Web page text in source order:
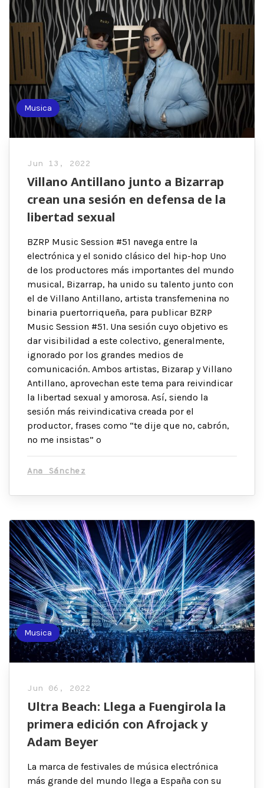
Musica
Jun 13, 2022
Villano Antillano junto a Bizarrap
crean una sesión en defensa de la
libertad sexual
BZRP Music Session #51 navega entre la
electrónica y el sonido clásico del hip-hop Uno
de los productores más importantes del mundo
musical, Bizarrap, ha unido su talento junto con
el de Villano Antillano, artista transfemenina no
binaria puertorriqueña, para publicar BZRP
Music Session #51. Una sesión cuyo objetivo es
dar visibilidad a este colectivo, generalmente,
ignorado por los grandes medios de
comunicación. Ambos artistas, Bizarap y Villano
Antillano, aprovechan este tema para reivindicar
la libertad sexual y amorosa. Así, siendo la
sesión más reivindicativa creada por el
productor, frases como “te dije que no, cabrón,
no me insistas” o
Ana Sánchez
Musica
Jun 06, 2022
Ultra Beach: Llega a Fuengirola la
primera edición con Afrojack y
Adam Beyer
La marca de festivales de música electrónica
más grande del mundo llega a España con su